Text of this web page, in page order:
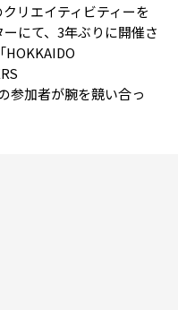
リエイティビティーを
にて、3年ぶりに開催さ
参加者が腕を競い合っ